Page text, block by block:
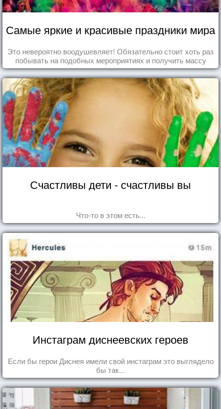
Самые яркие и красивые праздники мира
Это невероятно воодушевляет! Обязательно стоит хоть раз
побывать на подобных мероприятиях и получить массу
впечатлений!
Счастливы дети - счастливы вы
Что-то в этом есть...
Инстаграм диснеевских героев
Если бы герои Диснея имели свой инстаграм это выглядело
бы так...